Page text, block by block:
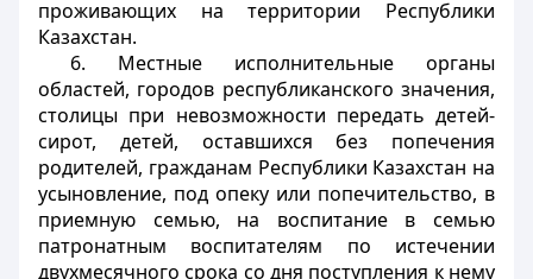
проживающих на территории Республики
Казахстан.
6. Местные исполнительные органы
областей, городов республиканского значения,
столицы при невозможности передать детей-
сирот, детей, оставшихся без попечения
родителей, гражданам Республики Казахстан на
усыновление, под опеку или попечительство, в
приемную семью, на воспитание в семью
патронатным воспитателям по истечении
двухмесячного срока со дня поступления к нему